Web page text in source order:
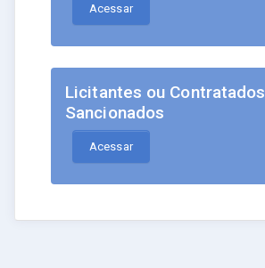
Acessar
Licitantes ou Contratados
Sancionados
Acessar